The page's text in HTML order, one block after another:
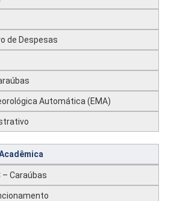
de Despesas
Automática (EMA)
– Caraúbas